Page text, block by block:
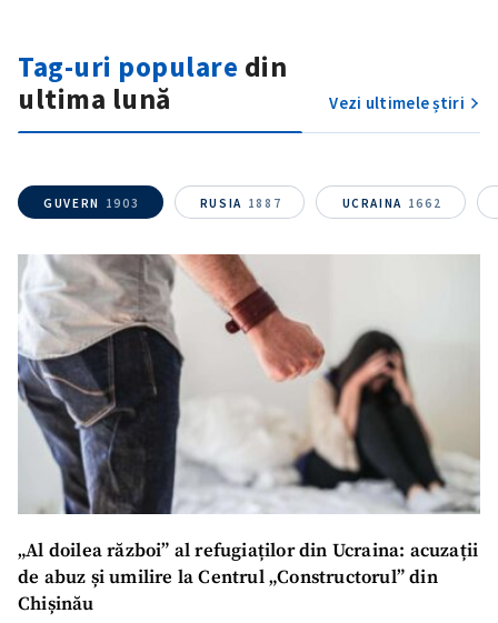
SUSȚINE
Tag-uri populare din
ultima lună
Vezi ultimele știri
GUVERN 1903 RUSIA 1887 UCRAINA 1662
„Al doilea război” al refugiaților din Ucraina: acuzații
de abuz și umilire la Centrul „Constructorul” din
Chișinău